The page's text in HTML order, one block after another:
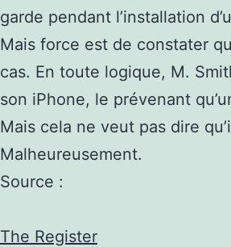
garde pendant l’installation
Mais force est de constater
cas. En toute logique, M.
son iPhone, le prévenant
Mais cela ne veut pas dire
Malheureusement.
Source :
The Register